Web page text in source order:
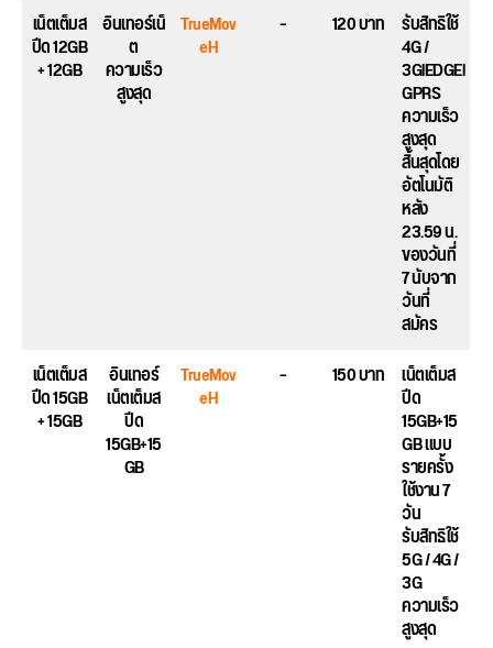
เน็ตเต็มส
ปีด 12GB
+ 12GB
อินเทอร์เน็
ต
ความเร็ว
สูงสุด
TrueMov
eH
– 120 บาท รับสิทธิใช้
4G /
3GlEDGEl
GPRS
ความเร็ว
สูงสุด
สิ้นสุดโดย
อัตโนมัติ
หลัง
23.59 น.
ของวันที่
7 นับจาก
วันที่
สมัคร
เน็ตเต็มส
ปีด 15GB
+ 15GB
อินเทอร์
เน็ตเต็มส
ปีด
15GB+15
GB
TrueMov
eH
– 150 บาท เน็ตเต็มส
ปีด
15GB+15
GB แบบ
รายครั้ง
ใช้งาน 7
วัน
รับสิทธิใช้
5G / 4G /
3G
ความเร็ว
สูงสุด